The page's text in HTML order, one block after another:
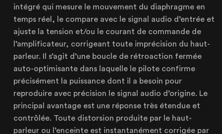
Lille
21 Avenue de l'Europe
59223 Roncq, France
+33 (3) 74 49 25 11
intégré qui mesure le mouvement du diaphragme en
temps réel, le compare avec le signal audio d’entrée et
ajuste la tension et/ou le courant de commande de
l’amplificateur, corrigeant toute imprécision du haut-
parleur. Il s’agit d’une boucle de rétroaction fermée
auto-optimisante dans laquelle le pilote confirme
précisément la puissance dont il a besoin pour
reproduire avec précision le signal audio d’origine. Le
principal avantage est une réponse très étendue et
contrôlée. Toute distorsion produite par le haut-
parleur ou l’enceinte est instantanément corrigée par